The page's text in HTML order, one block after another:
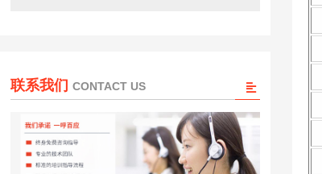
联系我们 CONTACT US